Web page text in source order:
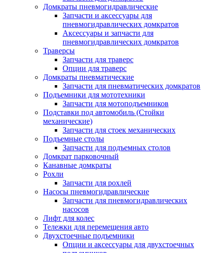
Домкраты пневмогидравлические
Запчасти и аксессуары для
пневмогидравлических домкратов
Аксессуары и запчасти для
пневмогидравлических домкратов
Траверсы
Запчасти для траверс
Опции для траверс
Домкраты пневматические
Запчасти для пневматических домкратов
Подъемники для мототехники
Запчасти для мотоподъемников
Подставки под автомобиль (Стойки
механические)
Запчасти для стоек механических
Подъемные столы
Запчасти для подъемных столов
Домкрат парковочный
Канавные домкраты
Рохли
Запчасти для рохлей
Насосы пневмогидравлические
Запчасти для пневмогидравлических
насосов
Лифт для колес
Тележки для перемещения авто
Двухстоечные подъемники
Опции и аксессуары для двухстоечных